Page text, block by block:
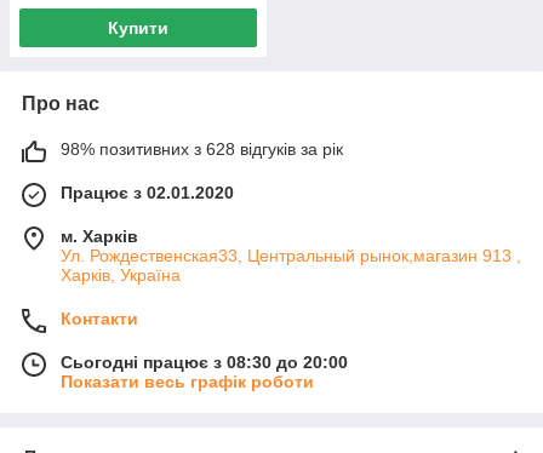
Купити
Про нас
98% позитивних з 628 відгуків за рік
Працює з 02.01.2020
м. Харків
Ул. Рождественская33, Центральный рынок,магазин 913 ,
Харків, Україна
Контакти
Сьогодні працює з 08:30 до 20:00
Показати весь графік роботи